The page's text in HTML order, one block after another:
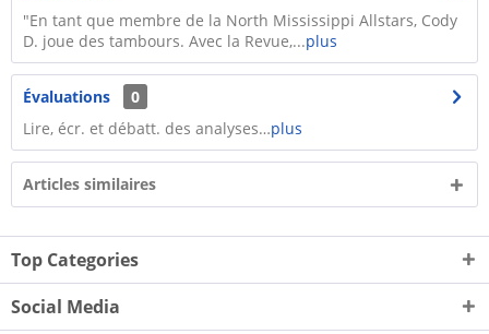
"En tant que membre de la North Mississippi Allstars, Cody
D. joue des tambours. Avec la Revue,...plus
Évaluations
0
Lire, écr. et débatt. des analyses…plus
Articles similaires
Top Categories
Social Media